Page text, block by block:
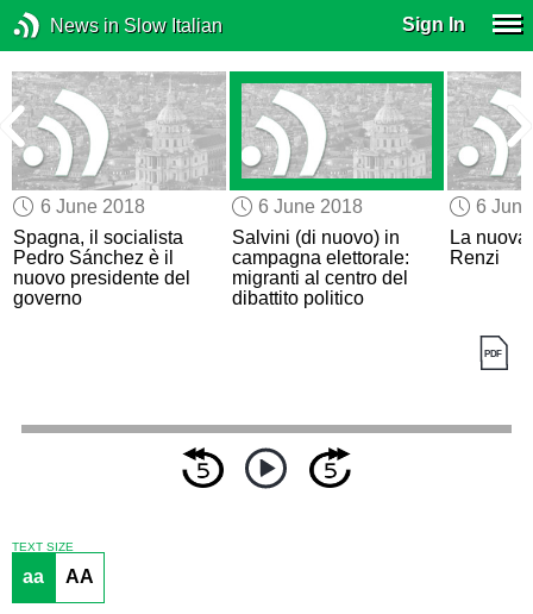
News in Slow Italian Sign In
6 June 2018
Spagna, il socialista
Pedro Sánchez è il
nuovo presidente del
governo
6 June 2018
Salvini (di nuovo) in
campagna elettorale:
migranti al centro del
dibattito politico
6
La
Renzi
TEXT SIZE
aa AA